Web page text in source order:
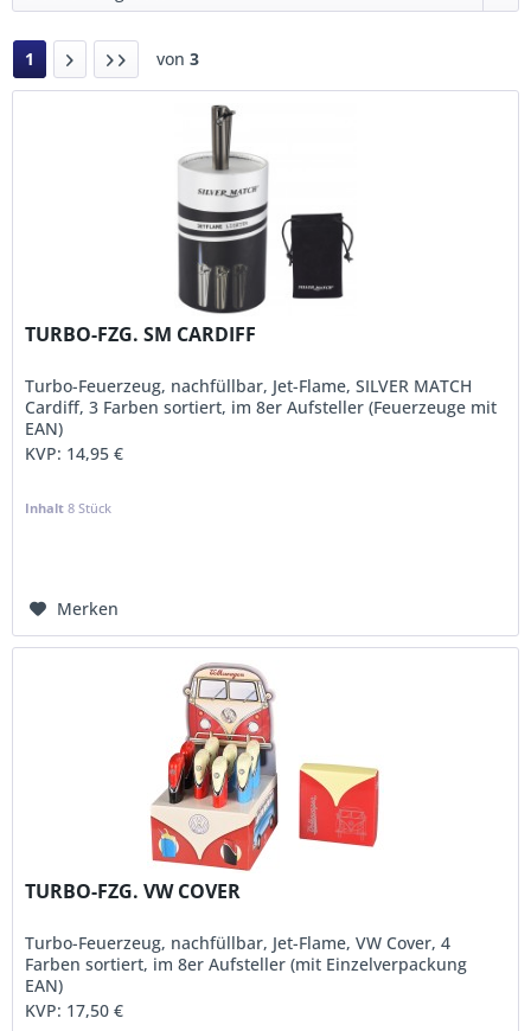
1 von 3
TURBO-FZG. SM CARDIFF
Turbo-Feuerzeug, nachfüllbar, Jet-Flame, SILVER MATCH
Cardiff, 3 Farben sortiert, im 8er Aufsteller (Feuerzeuge mit
EAN)
KVP: 14,95 €
Inhalt8 Stück
Merken
TURBO-FZG. VW COVER
Turbo-Feuerzeug, nachfüllbar, Jet-Flame, VW Cover, 4
Farben sortiert, im 8er Aufsteller (mit Einzelverpackung
EAN)
KVP: 17,50 €